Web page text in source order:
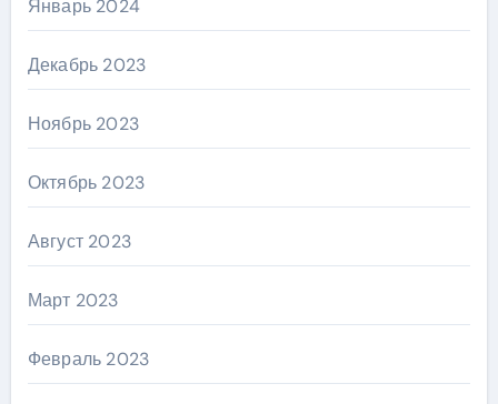
Январь 2024
Декабрь 2023
Ноябрь 2023
Октябрь 2023
Август 2023
Март 2023
Февраль 2023